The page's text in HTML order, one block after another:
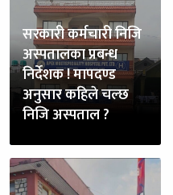
सरकारी कर्मचारी निजि
अस्पतालका प्रबन्ध
निर्देशक ! मापदण्ड
अनुसार कहिले चल्छ
निजि अस्पताल ?